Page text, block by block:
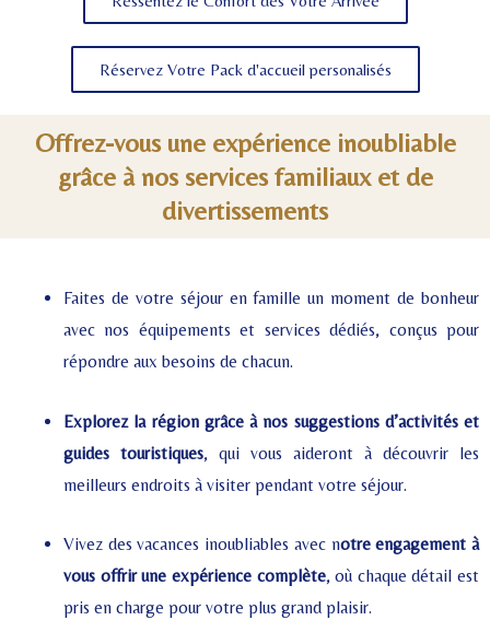
Réservez Votre Pack d'accueil personalisés
Offrez-vous une expérience inoubliable
grâce à nos services familiaux et de
divertissements
Faites de votre séjour en famille un moment de bonheur
avec nos équipements et services dédiés, conçus pour
répondre aux besoins de chacun.
Explorez la région grâce à nos suggestions d’activités et
guides touristiques, qui vous aideront à découvrir les
meilleurs endroits à visiter pendant votre séjour.
Vivez des vacances inoubliables avec notre engagement à
vous offrir une expérience complète, où chaque détail est
pris en charge pour votre plus grand plaisir.